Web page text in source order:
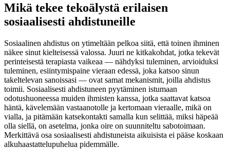
Mikä tekee tekoälystä erilaisen
sosiaalisesti ahdistuneille
Sosiaalinen ahdistus on ytimeltään pelkoa siitä, että toinen ihminen
näkee sinut kielteisessä valossa. Juuri ne kitkakohdat, jotka tekevät
perinteisestä terapiasta vaikeaa — nähdyksi tuleminen, arvioiduksi
tuleminen, esiintymispaine vieraan edessä, joka katsoo sinun
takeltelevan sanoissasi — ovat samat mekanismit, joilla ahdistus
toimii. Sosiaalisesti ahdistuneen pyytäminen istumaan
odotushuoneessa muiden ihmisten kanssa, jotka saattavat katsoa
häntä, kävelemään vastaanotolle ja kertomaan vieraalle, mikä on
vialla, ja pitämään katsekontakti samalla kun selittää, miksi häpeää
olla siellä, on asetelma, jonka oire on suunniteltu sabotoimaan.
Merkittävä osa sosiaalisesti ahdistuneista aikuisista ei pääse koskaan
alkuhaastattelupuhelua pidemmälle.